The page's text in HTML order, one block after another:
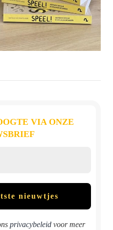
VIA ONZE
privacybeleidvoor meer